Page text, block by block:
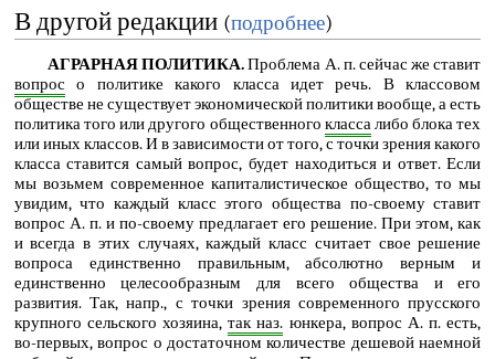
В другой редакции (подробнее)
АГРАРНАЯ ПОЛИТИКА.Проблема А. п. сейчас же ставит
вопросо политике какого класса идет речь. В классовом
обществе не существует экономической политики вообще, а есть
политика того или другого общественного классалибо блока тех
или иных классов. И в зависимости от того, с точки зрения какого
класса ставится самый вопрос, будет находиться и ответ. Если
мы возьмем современное капиталистическое общество, то мы
увидим, что каждый класс этого общества по-своему ставит
вопрос А. п. и по-своему предлагает его решение. При этом, как
и всегда в этих случаях, каждый класс считает свое решение
вопроса единственно правильным, абсолютно верным и
единственно целесообразным для всего общества и его
развития. Так, напр., с точки зрения современного прусского
крупного сельского хозяина,так наз. юнкера, вопрос А. п. есть,
во-первых, вопрос о достаточном количестве дешевой наемной